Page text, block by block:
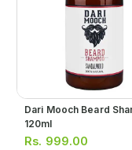
Dari Mooch Beard
120ml
Rs. 999.00